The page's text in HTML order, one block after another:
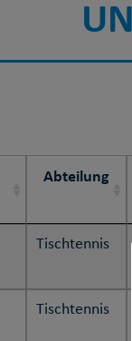
Abteilung
Tischtennis
Tischtennis